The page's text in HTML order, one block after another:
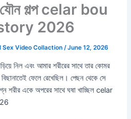
গল্প celar bou
2026
Sex Video Collaction/June 12, 2026
নিল এবং আমার শরীরের সাথে তার কোমর
ফেলে রেখেছিল। পেছন থেকে সে
শরীর একে অপরের সাথে ঘষা খাচ্ছিল celar